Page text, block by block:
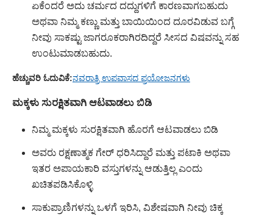
ಏಕೆಂದರೆ ಅದು ಚರ್ಮದ ದದ್ದುಗಳಿಗೆ ಕಾರಣವಾಗಬಹುದು
ಅಥವಾ ನಿಮ್ಮ ಕಣ್ಣು ಮತ್ತು ಬಾಯಿಯಿಂದ ದೂರವಿಡುವ ಬಗ್ಗೆ
ನೀವು ಸಾಕಷ್ಟು ಜಾಗರೂಕರಾಗಿರದಿದ್ದರೆ ಸೀಸದ ವಿಷವನ್ನು ಸಹ
ಉಂಟುಮಾಡಬಹುದು.
ಹೆಚ್ಚುವರಿ ಓದುವಿಕೆ:ನವರಾತ್ರಿ ಉಪವಾಸದ ಪ್ರಯೋಜನಗಳು
ಮಕ್ಕಳು ಸುರಕ್ಷಿತವಾಗಿ ಆಟವಾಡಲು ಬಿಡಿ
ನಿಮ್ಮ ಮಕ್ಕಳು ಸುರಕ್ಷಿತವಾಗಿ ಹೊರಗೆ ಆಟವಾಡಲು ಬಿಡಿ
ಅವರು ರಕ್ಷಣಾತ್ಮಕ ಗೇರ್ ಧರಿಸಿದ್ದಾರೆ ಮತ್ತು ಪಟಾಕಿ ಅಥವಾ
ಇತರ ಅಪಾಯಕಾರಿ ವಸ್ತುಗಳನ್ನು ಆಡುತ್ತಿಲ್ಲ ಎಂದು
ಖಚಿತಪಡಿಸಿಕೊಳ್ಳಿ
ಸಾಕುಪ್ರಾಣಿಗಳನ್ನು ಒಳಗೆ ಇರಿಸಿ, ವಿಶೇಷವಾಗಿ ನೀವು ಚಿಕ್ಕ